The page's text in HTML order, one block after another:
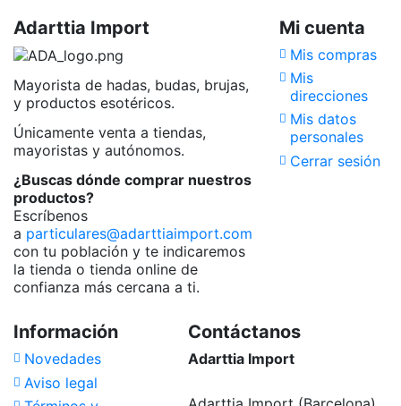
Adarttia Import
Mayorista de hadas, budas, brujas,
y productos esotéricos.
Únicamente venta a tiendas,
mayoristas y autónomos.
¿Buscas dónde comprar nuestros
productos?
Escríbenos
a particulares@adarttiaimport.com
con tu población y te indicaremos
la tienda o tienda online de
confianza más cercana a ti.
Mi cuenta
Mis compras
Mis
direcciones
Mis datos
personales
Cerrar sesión
Información
Novedades
Aviso legal
Contáctanos
Adarttia Import